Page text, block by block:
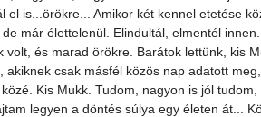
el is...örökre... Amikor két kennel etetése
már élettelenül. Elindultál, elmentél
volt, és marad örökre. Barátok lettünk, kis
akiknek csak másfél közös nap adatott
Kis Mukk. Tudom, nagyon is jól
legyen a döntés súlya egy életen át...